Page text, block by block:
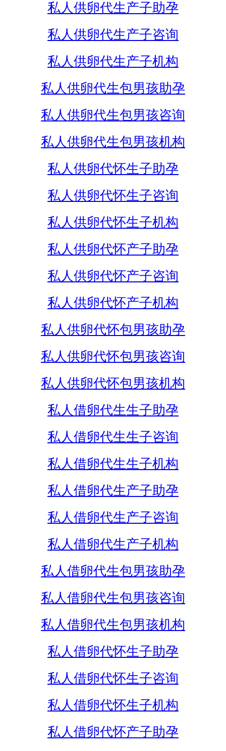
私人供卵代生产子助孕
私人供卵代生产子咨询
私人供卵代生产子机构
私人供卵代生包男孩助孕
私人供卵代生包男孩咨询
私人供卵代生包男孩机构
私人供卵代怀生子助孕
私人供卵代怀生子咨询
私人供卵代怀生子机构
私人供卵代怀产子助孕
私人供卵代怀产子咨询
私人供卵代怀产子机构
私人供卵代怀包男孩助孕
私人供卵代怀包男孩咨询
私人供卵代怀包男孩机构
私人借卵代生生子助孕
私人借卵代生生子咨询
私人借卵代生生子机构
私人借卵代生产子助孕
私人借卵代生产子咨询
私人借卵代生产子机构
私人借卵代生包男孩助孕
私人借卵代生包男孩咨询
私人借卵代生包男孩机构
私人借卵代怀生子助孕
私人借卵代怀生子咨询
私人借卵代怀生子机构
私人借卵代怀产子助孕